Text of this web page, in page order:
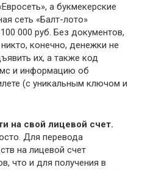
а букмекерские
сеть «Балт-лото»
000 руб. Без документов,
конечно, денежки не
их, а также код
и информацию об
(с уникальным ключом и
на свой лицевой счет.
Для перевода
на лицевой счет
что и для получения в